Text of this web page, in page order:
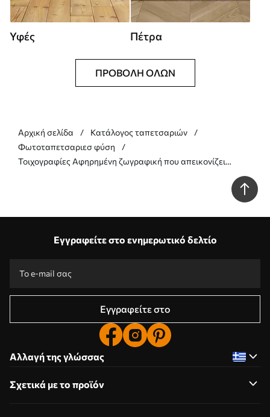
Υφές Πέτρα
ΠΡΟΒΟΛΉ ΌΛΩΝ
Αρχική σελίδα
Κατάλογος ταπετσαριών
Φωτοταπετσαριεσ φύση
Τοιχογραφίες Αφηρημένη ζωγραφική που απεικονίζει
Εγγραφείτε στο ενημερωτικό δελτίο
Εγγραφείτε στο
Αλλαγή της γλώσσας
Σχετικά με το προϊόν